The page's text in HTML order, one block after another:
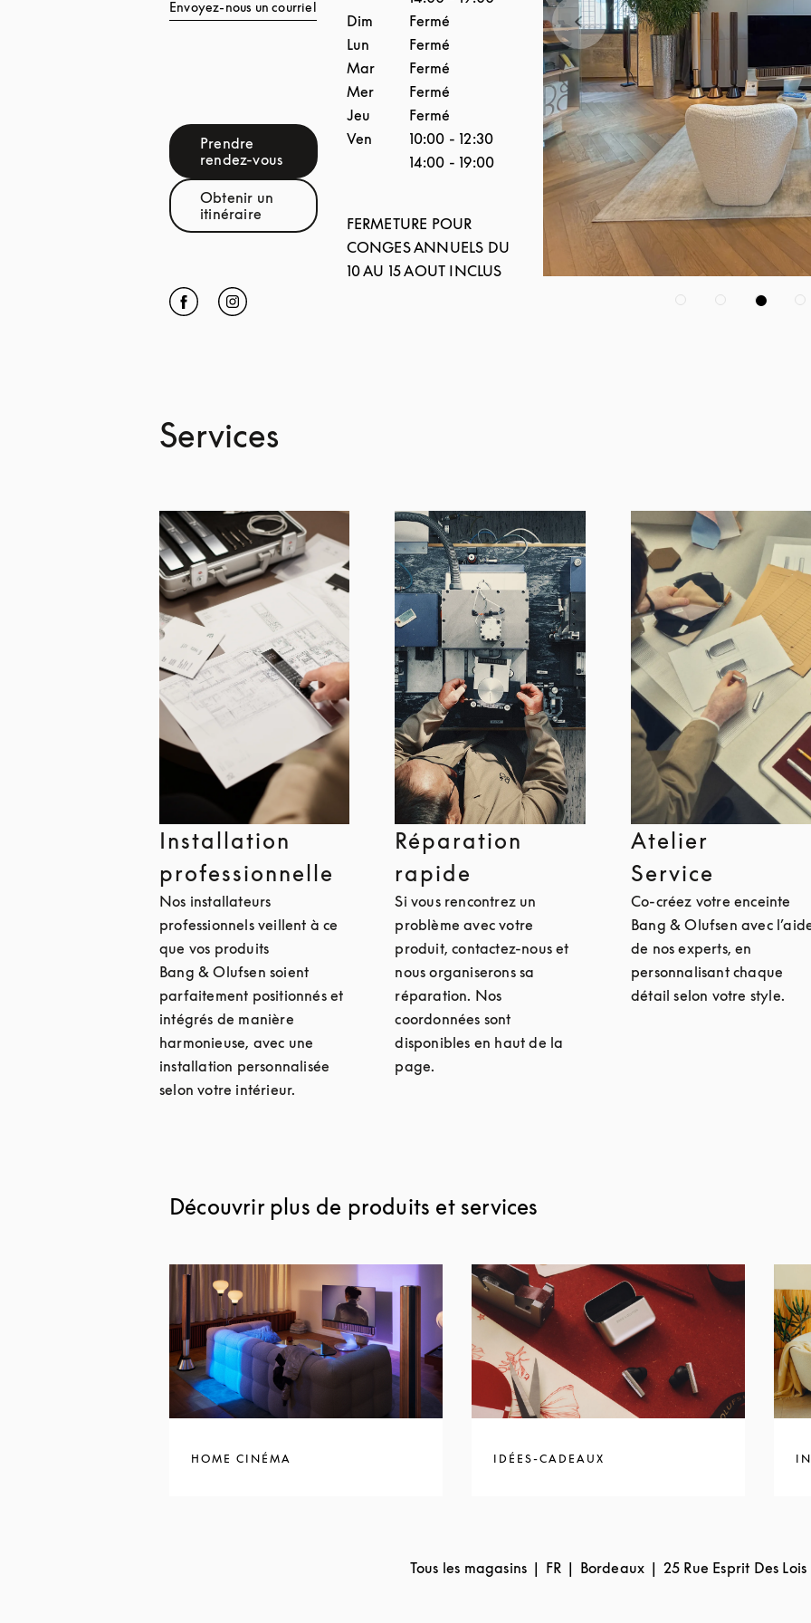
Envoyez-nous un courriel
Prendre
rendez-vousLink Opens in New Tab
Obtenir un
itinéraireLink Opens in New Tab
Click to open Facebook
Link Opens in New Tab
Click to open Instagram
Link Opens in New Tab
Dim
Fermé
Lun
Fermé
Mar
Fermé
Mer
Fermé
Jeu
Fermé
Ven
10:00 - 12:30
14:00 - 19:00
FERMETURE POUR
CONGES ANNUELS DU
10 AU 15 AOUT INCLUS
Services
Installation
professionnelle
Nos installateurs
professionnels veillent à ce
que vos produits
Bang & Olufsen soient
parfaitement positionnés et
intégrés de manière
harmonieuse, avec une
installation personnalisée
selon votre intérieur.
Réparation
rapide
Si vous rencontrez un
problème avec votre
produit, contactez-nous et
nous organiserons sa
réparation. Nos
coordonnées sont
disponibles en haut de la
page.
Atelier
Service
Co-créez votre enceinte
Bang & Olufsen avec
de nos experts, en
personnalisant chaque
détail selon votre style.
Découvrir plus de produits et services
HOME CINÉMA IDÉES-CADEAUX
Tous les magasins FR Bordeaux 25 Rue Esprit Des Lois